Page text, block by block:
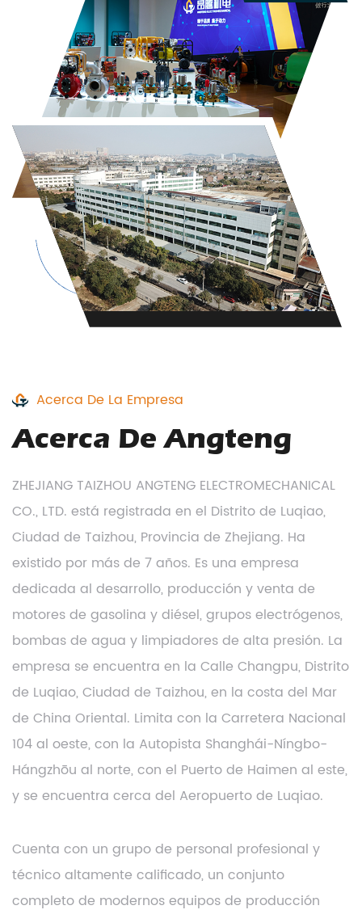
Acerca De La Empresa
Acerca De Angteng
ZHEJIANG TAIZHOU ANGTENG ELECTROMECHANICAL
CO., LTD. está registrada en el Distrito de Luqiao,
Ciudad de Taizhou, Provincia de Zhejiang. Ha
existido por más de 7 años. Es una empresa
dedicada al desarrollo, producción y venta de
motores de gasolina y diésel, grupos electrógenos,
bombas de agua y limpiadores de alta presión. La
empresa se encuentra en la Calle Changpu, Distrito
de Luqiao, Ciudad de Taizhou, en la costa del Mar
de China Oriental. Limita con la Carretera Nacional
104 al oeste, con la Autopista Shanghái-Níngbo-
Hángzhōu al norte, con el Puerto de Haimen al este,
y se encuentra cerca del Aeropuerto de Luqiao.
Cuenta con un grupo de personal profesional y
técnico altamente calificado, un conjunto
completo de modernos equipos de producción